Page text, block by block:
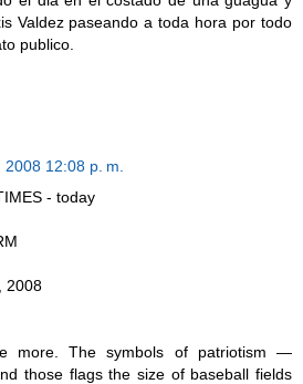
Valdez paseando a toda hora por todo
publico.
2008 12:08 p. m.
- today
2008
more. The symbols of patriotism —
those flags the size of baseball fields